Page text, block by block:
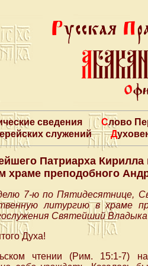
сведения
Слово
служений
Патриарха
храме преподобного
7-ю по Пятидесятнице,
литургию в храме
Святейший Владыка
Духа!
чтении (Рим. 15:1-7)